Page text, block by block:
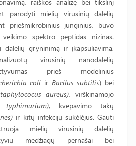
raiškos analizę bei tikslinį
parodyti mielių virusinių dalelių
priešmikrobinius junginius, buvo
veikimo spektro peptidas nizinas.
dalelių gryninimą ir įkapsuliavimą,
virusinių nanodalelių
prieš modelinius
coli ir Bacilus subtilis) bei
aureus), virškinamojo
typhimurium), kvėpavimo takų
ir kitų infekcijų sukėlėjus. Gauti
mielių virusinių dalelių
medžiagų pernašai bei